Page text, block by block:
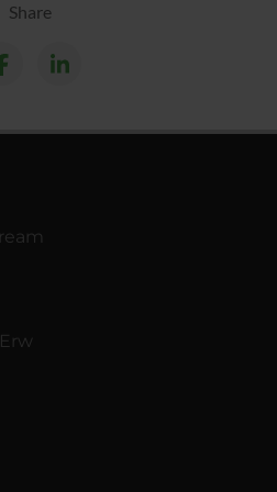
Share